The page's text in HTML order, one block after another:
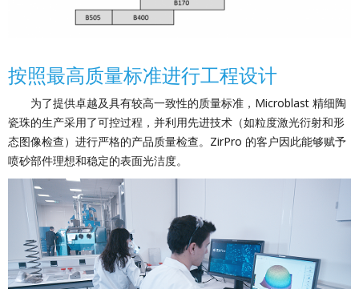
按照最高质量标准进行工程设计
为了提供卓越及具有较高一致性的质量标准，Microblast 精细陶
瓷珠的生产采用了可控过程，并利用先进技术（如粒度激光衍射和形
态图像检查）进行严格的产品质量检查。ZirPro 的客户因此能够赋予
喷砂部件理想和稳定的表面光洁度。